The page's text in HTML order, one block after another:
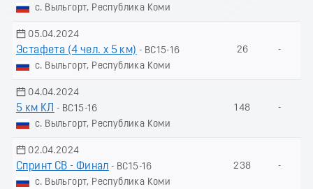
с. Выльгорт, Республика Коми
05.04.2024
Эстафета (4 чел. х 5 км) - ВС15-16
с. Выльгорт, Республика Коми
26 -
04.04.2024
5 км КЛ
- ВС15-16
с. Выльгорт, Республика Коми
148 -
02.04.2024
Спринт СВ - Финал - ВС15-16
с. Выльгорт, Республика Коми
238 -